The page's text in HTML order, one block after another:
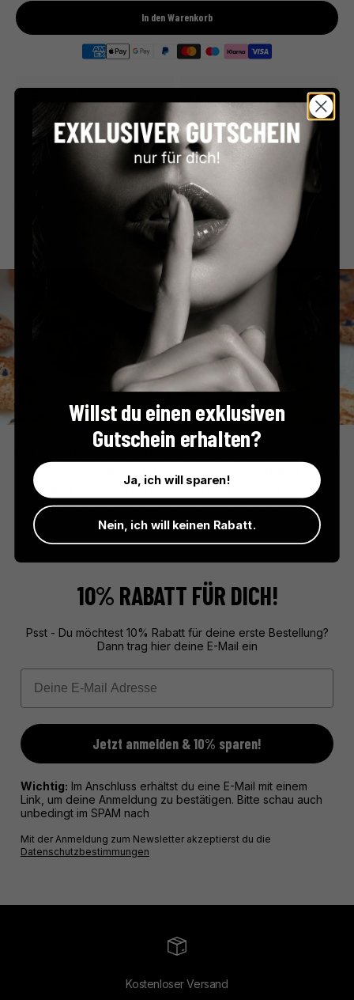
In den Warenkorb
Premium Feinkost
Direkt aus Frankreich
Kostenloser Versand
ab €59 in Deutschland
Persönlicher Service Sicher bezahlen
PayPal, Klarna & mehr
Maison Bruyère
in dritter Generation traditionelle Rezepte. Mit Hingabe und
handwerklichem Können entstehen in Lagrave feine süße und
salzige Gebäckspezialitäten aus natürlichen Zutaten, frei von
Farb- und Konservierungsstoffen.
10% RABATT FÜR DICH!
Psst - Du möchtest 10% Rabatt für deine erste Bestellung?
Dann trag hier deine E-Mail ein
Email
Jetzt anmelden & 10% sparen!
Wichtig: Im Anschluss erhältst du eine E-Mail mit einem
Link, um deine Anmeldung zu bestätigen. Bitte schau auch
unbedingt im SPAM nach
Mit der Anmeldung zum Newsletter akzeptierst du die
Datenschutzbestimmungen
Kostenloser Versand
Willst du einen exklusiven
Gutschein erhalten?
Ja, ich will sparen!
Nein, ich will keinen Rabatt.